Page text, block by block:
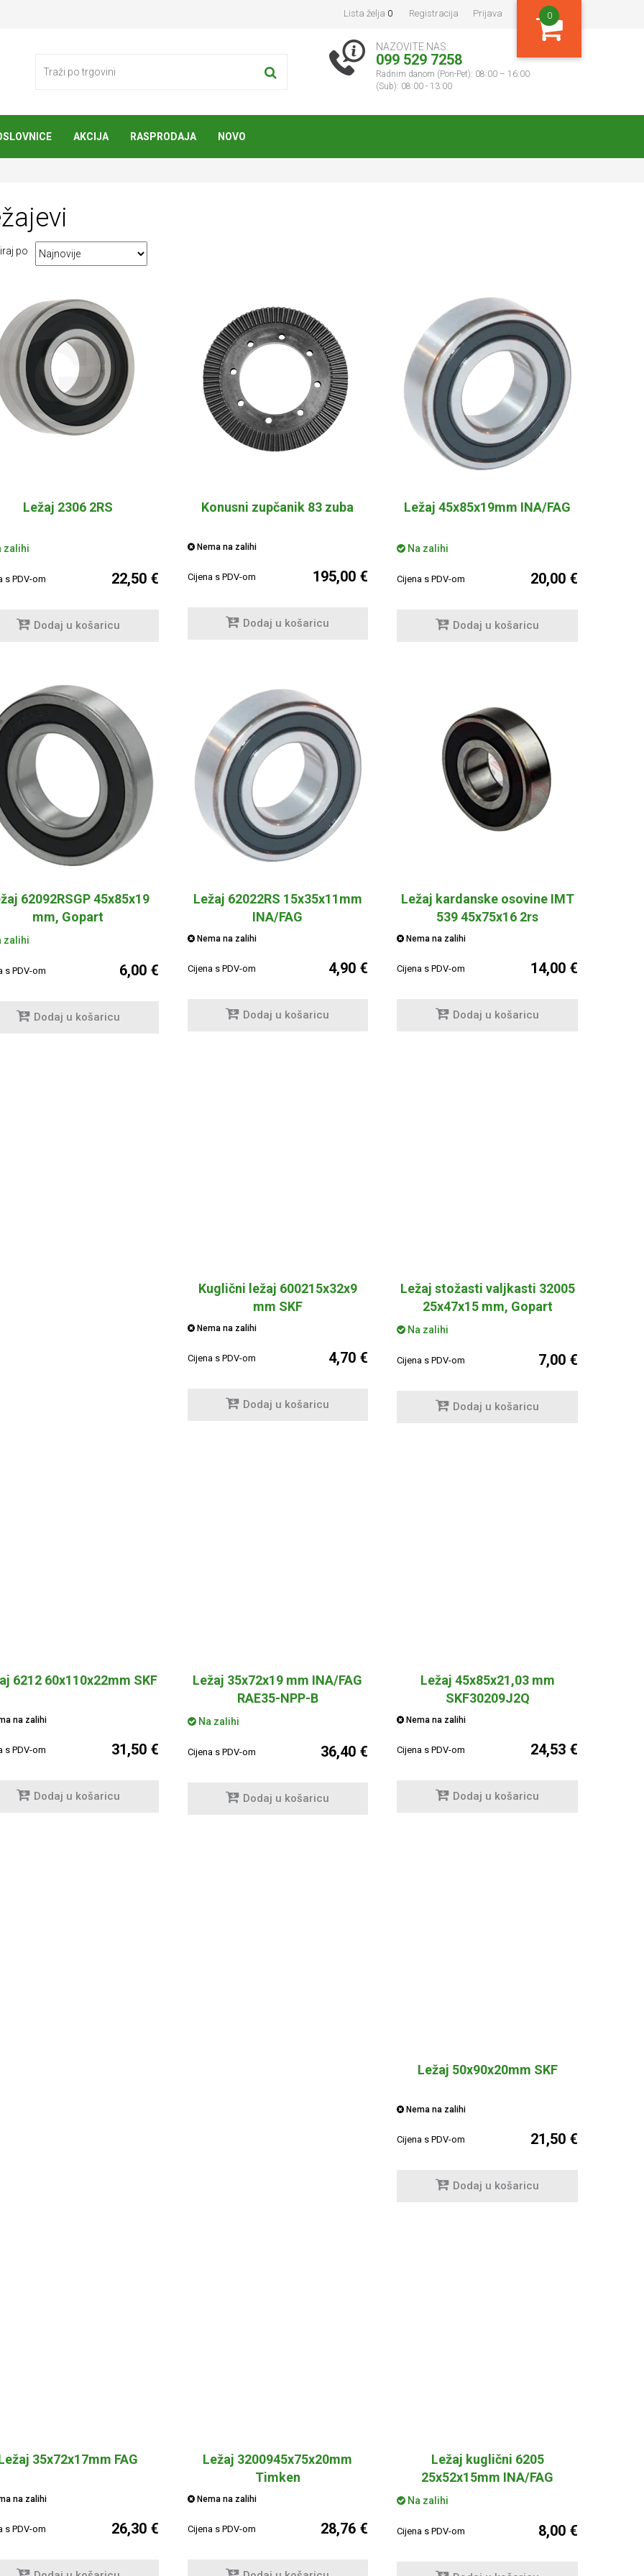
Lista želja 0 Registracija Prijava 0
NAZOVITE NAS:
099 529 7258
Radnim danom (Pon-Pet): 08:00 – 16:00
(Sub): 08:00 - 13:00
AKCIJA RASPRODAJA NOVO
žajevi
po
Ležaj 2306 2RS
zalihi
s PDV-om 22,50 €
Dodaj u košaricu
Konusni zupčanik 83 zuba
Nema na zalihi
Cijena s PDV-om 195,00 €
Dodaj u košaricu
Ležaj 45x85x19mm INA/FAG
Na zalihi
Cijena s PDV-om 20,00 €
Dodaj u košaricu
62092RSGP 45x85x19
mm, Gopart
zalihi
s PDV-om 6,00 €
Dodaj u košaricu
Ležaj 62022RS 15x35x11mm
INA/FAG
Nema na zalihi
Cijena s PDV-om 4,90 €
Dodaj u košaricu
Ležaj kardanske osovine IMT
539 45x75x16 2rs
Nema na zalihi
Cijena s PDV-om 14,00 €
Dodaj u košaricu
Kuglični ležaj 600215x32x9
mm SKF
Nema na zalihi
Cijena s PDV-om 4,70 €
Dodaj u košaricu
Ležaj stožasti valjkasti 32005
25x47x15 mm, Gopart
Na zalihi
Cijena s PDV-om 7,00 €
Dodaj u košaricu
6212 60x110x22mm SKF
na zalihi
s PDV-om 31,50 €
Dodaj u košaricu
Ležaj 35x72x19 mm INA/FAG
RAE35-NPP-B
Na zalihi
Cijena s PDV-om 36,40 €
Dodaj u košaricu
Ležaj 45x85x21,03 mm
SKF30209J2Q
Nema na zalihi
Cijena s PDV-om 24,53 €
Dodaj u košaricu
Ležaj 50x90x20mm SKF
Nema na zalihi
Cijena s PDV-om 21,50 €
Dodaj u košaricu
35x72x17mm FAG
na zalihi
s PDV-om 26,30 €
Ležaj 3200945x75x20mm
Timken
Nema na zalihi
Cijena s PDV-om 28,76 €
Ležaj kuglični 6205
25x52x15mm INA/FAG
Na zalihi
Cijena s PDV-om 8,00 €